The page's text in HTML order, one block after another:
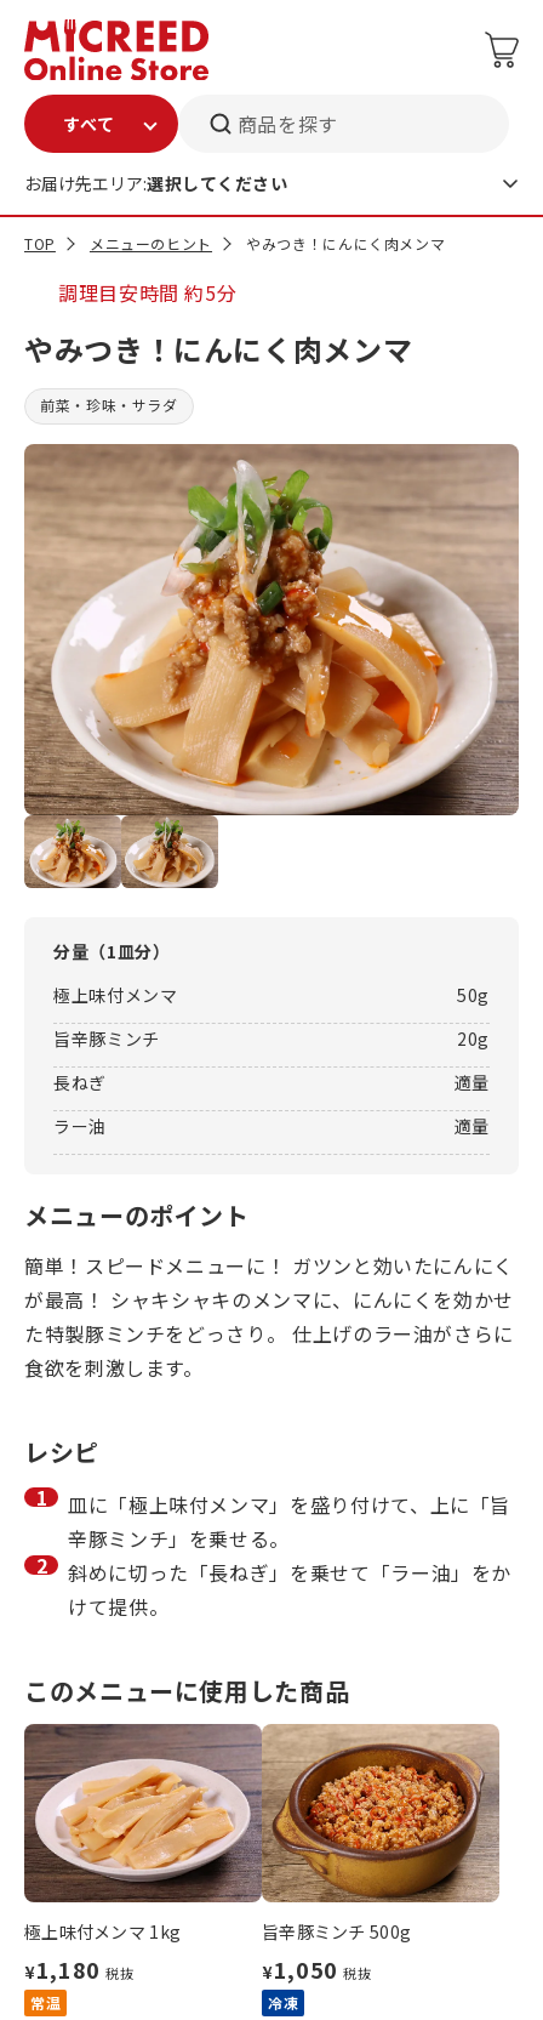
商品を探す
お届け先エリア:選択してください
TOP メニューのヒント やみつき！にんにく肉メンマ
調理目安時間約5分
やみつき！にんにく肉メンマ
前菜・珍味・サラダ
分量（1皿分）
極上味付メンマ
50g
旨辛豚ミンチ
20g
長ねぎ
適量
ラー油
適量
メニューのポイント
簡単！スピードメニューに！ ガツンと効いたにんにく
が最高！ シャキシャキのメンマに、にんにくを効かせ
た特製豚ミンチをどっさり。 仕上げのラー油がさらに
食欲を刺激します。
レシピ
皿に「極上味付メンマ」を盛り付けて、上に「旨
辛豚ミンチ」を乗せる。
斜めに切った「長ねぎ」を乗せて「ラー油」をか
けて提供。
このメニューに使用した商品
極上味付メンマ 1kg
¥1,180 税抜
常温
旨辛豚ミンチ 500g
¥1,050 税抜
冷凍